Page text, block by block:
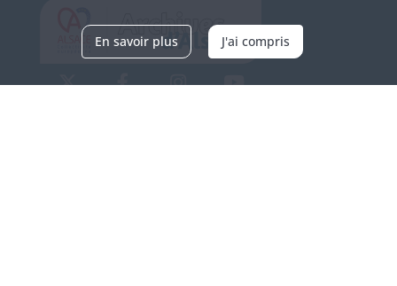
En savoir plus J'ai compris